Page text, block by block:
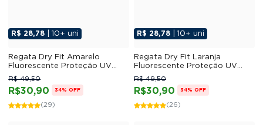
R$ 28,78 | 10+ uni
Regata Dry Fit Amarelo
Fluorescente Proteção UV
30+
R$30,90
R$ 49,50
34% OFF
(29)
R$ 28,78 | 10+ uni
Regata Dry Fit Laranja
Fluorescente Proteção UV
30+
R$30,90
R$ 49,50
34% OFF
(26)